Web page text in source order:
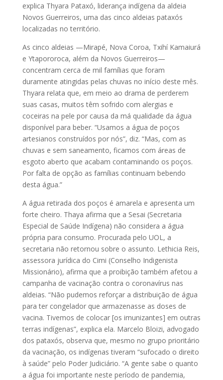
explica Thyara Pataxó, liderança indígena da aldeia
Novos Guerreiros, uma das cinco aldeias pataxós
localizadas no território.
As cinco aldeias —Mirapé, Nova Coroa, Txihí Kamaiurá
e Ytapororoca, além da Novos Guerreiros—
concentram cerca de mil famílias que foram
duramente atingidas pelas chuvas no início deste mês.
Thyara relata que, em meio ao drama de perderem
suas casas, muitos têm sofrido com alergias e
coceiras na pele por causa da má qualidade da água
disponível para beber. “Usamos a água de poços
artesianos construídos por nós”, diz. “Mas, com as
chuvas e sem saneamento, ficamos com áreas de
esgoto aberto que acabam contaminando os poços.
Por falta de opção as famílias continuam bebendo
desta água.”
A água retirada dos poços é amarela e apresenta um
forte cheiro. Thaya afirma que a Sesai (Secretaria
Especial de Saúde Indígena) não considera a água
própria para consumo. Procurada pelo UOL, a
secretaria não retornou sobre o assunto. Lethicia Reis,
assessora jurídica do Cimi (Conselho Indigenista
Missionário), afirma que a proibição também afetou a
campanha de vacinação contra o coronavírus nas
aldeias. “Não pudemos reforçar a distribuição de água
para ter congelador que armazenasse as doses de
vacina. Tivemos de colocar [os imunizantes] em outras
terras indígenas”, explica ela. Marcelo Bloizi, advogado
dos pataxós, observa que, mesmo no grupo prioritário
da vacinação, os indígenas tiveram “sufocado o direito
à saúde” pelo Poder Judiciário. “A gente sabe o quanto
a água foi importante neste período de pandemia,